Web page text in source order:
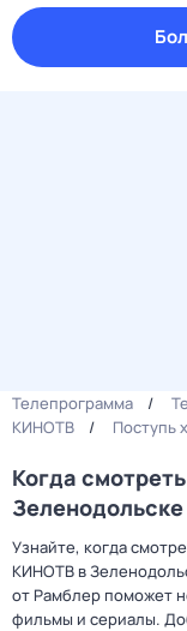
Телепрограмма
КИНОТВ
Поступь
Когда
Зеленодольске
Узнайте, когда
КИНОТВ в
от Рамблер поможет
фильмы и сериалы.